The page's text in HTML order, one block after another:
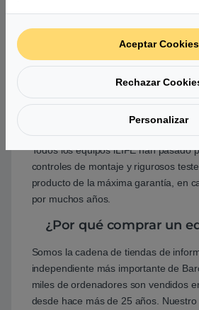
GARANTÍA DE
Todos los equipos iLIFE han pasado
controles de montaje y rigurosos
producto de la máxima garantía, en
por muchos años.
¿Por qué comprar un
Somos la cadena de tiendas de
independiente más importante de
miles de ordenadores son vendidos
desde hace más de 25 años.
Aceptar Cookies
Rechazar
Personalizar